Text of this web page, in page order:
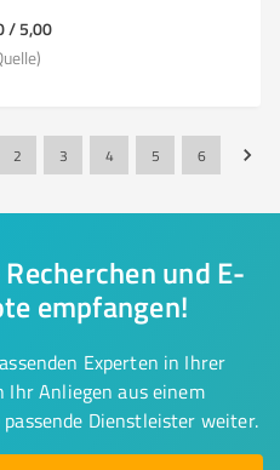
/ 5,00
2 3 4 5 6
und E-
empfangen!
Experten in Ihrer
Anliegen aus einem
Dienstleister weiter.